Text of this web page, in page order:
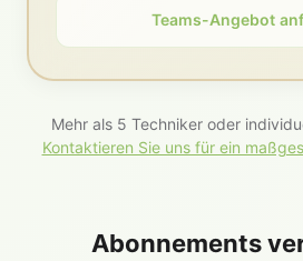
Teams-Angebot
Mehr als 5 Techniker oder
Kontaktieren Sie uns für ein
Abonnements